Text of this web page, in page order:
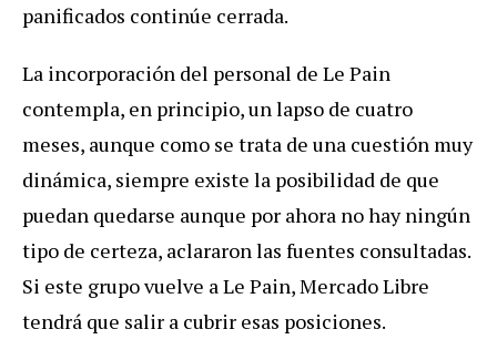
panificados continúe cerrada.
La incorporación del personal de Le Pain
contempla, en principio, un lapso de cuatro
meses, aunque como se trata de una cuestión muy
dinámica, siempre existe la posibilidad de que
puedan quedarse aunque por ahora no hay ningún
tipo de certeza, aclararon las fuentes consultadas.
Si este grupo vuelve a Le Pain, Mercado Libre
tendrá que salir a cubrir esas posiciones.